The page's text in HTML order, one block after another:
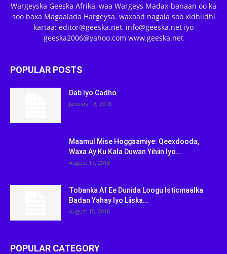
Wargeyska Geeska Afrika, waa Wargeys Madax-banaan oo ka
soo baxa Magaalada Hargeysa. waxaad nagala soo xidhiidhi
kartaa: editor@geeska.net, info@geeska.net iyo
geeska2006@yahoo.com www.geeska.net
POPULAR POSTS
Dab Iyo Cadho
January 18, 2018
Maamul Mise Hoggaamiye: Qeexdooda,
Waxa Ay Ku Kala Duwan Yihiin Iyo...
August 17, 2018
Tobanka Af Ee Dunida Loogu Isticmaalka
Badan Yahay Iyo Liiska...
August 15, 2018
POPULAR CATEGORY